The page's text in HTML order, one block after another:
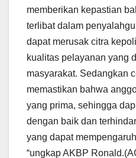
memberikan kepastian
terlibat dalam
dapat merusak citra
kualitas pelayanan yang
masyarakat. Sedangkan
memastikan bahwa
yang prima, sehingga
dengan baik dan
yang dapat
“ungkap AKBP